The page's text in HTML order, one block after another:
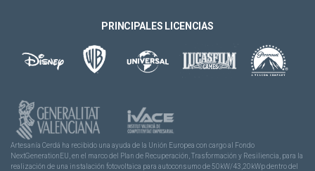
PRINCIPALES LICENCIAS
Artesanía Cerdá ha recibido una ayuda de la Unión Europea con cargo al Fondo
NextGenerationEU, en el marco del Plan de Recuperación, Trasformación y Resiliencia, para la
realización de una instalación fotovoltaica para autoconsumo de 50kW/43,20kWp dentro del